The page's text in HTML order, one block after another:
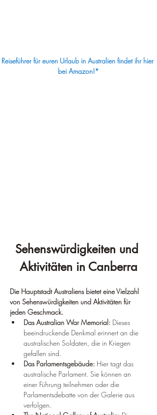
Reiseführer für euren Urlaub in Australien findet ihr hier
bei Amazon!*
Sehenswürdigkeiten und
Aktivitäten in Canberra
Die Hauptstadt Australiens bietet eine Vielzahl
von Sehenswürdigkeiten und Aktivitäten für
jeden Geschmack.
Das Australian War Memorial: Dieses
beeindruckende Denkmal erinnert an die
australischen Soldaten, die in Kriegen
gefallen sind.
Das Parlamentsgebäude: Hier tagt das
australische Parlament. Sie können an
einer Führung teilnehmen oder die
Parlamentsdebatte von der Galerie aus
verfolgen.